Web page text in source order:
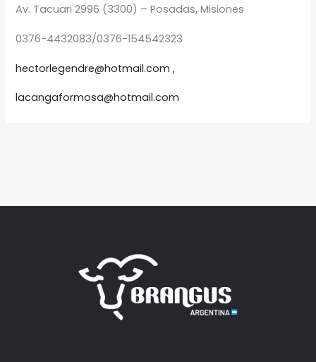
Av. Tacuari 2996 (3300) – Posadas, Misiones
0376-4432083/0376-154542323
hectorlegendre@hotmail.com ,
lacangaformosa@hotmail.com